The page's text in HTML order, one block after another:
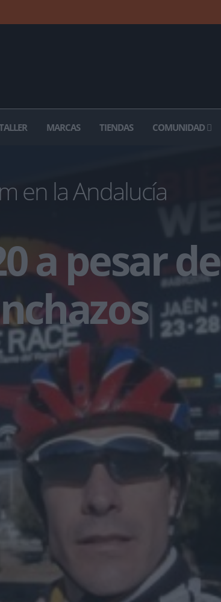
MARCAS TIENDAS COMUNIDAD
en la Andalucía
a pesar de